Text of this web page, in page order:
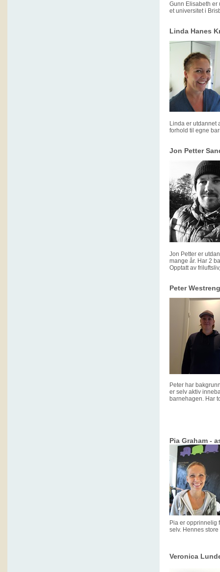
Gunn Elisabeth er
et universitet i
Linda Hanes
Linda er utdannet
forhold til egne
Jon Petter
Jon Petter er
mange år. Har 2
Opptatt av
Peter
Peter har
er selv aktiv
barnehagen. Har
Pia Graham -
Pia er opprinnelig
selv. Hennes
Veronica